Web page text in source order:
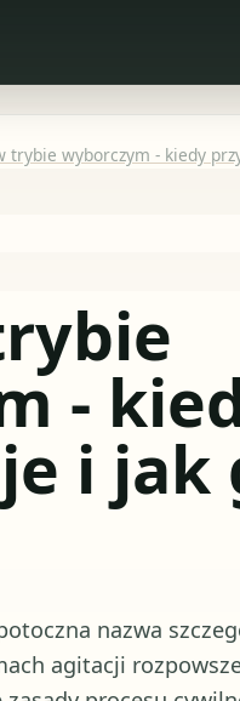
trybie wyborczym - kiedy
-
i jak
nazwa
agitacji